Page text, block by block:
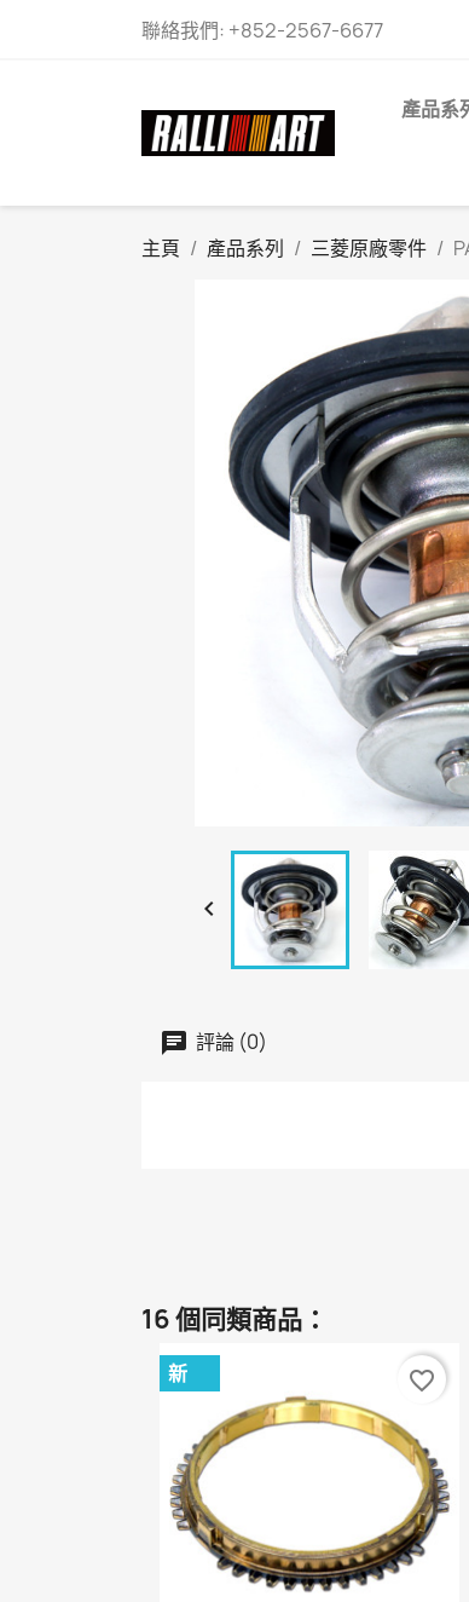
聯絡我們: +852-2567-6677
產品系
主頁 產品系列 三菱原廠零件

評論 (0)
16 個同類商品：
新 favorite_border